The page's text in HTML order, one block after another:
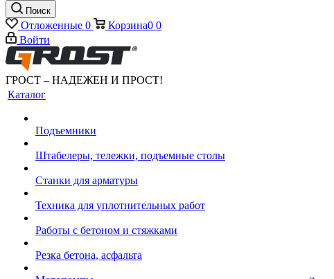
Поиск
Отложенные 0 Корзина0 0
Войти
ГРОСТ – НАДЕЖЕН И ПРОСТ!
Каталог
Подъемники
Штабелеры, тележки, подъемные столы
Станки для арматуры
Техника для уплотнительных работ
Работы с бетоном и стяжками
Резка бетона, асфальта